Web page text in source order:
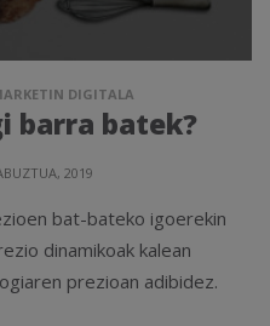
DIGITALA
barra batek?
2019
bat-bateko igoerekin
dinamikoak kalean
prezioan adibidez.